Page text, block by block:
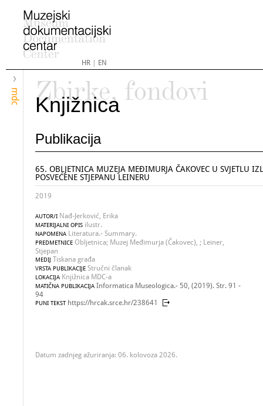
HR| EN
mdc
Zbirke, fondovi
Knjižnica
Publikacija
65. OBLJETNICA MUZEJA MEĐIMURJA ČAKOVEC U SVJETLU
POSVEĆENE STJEPANU LEINERU
2019
AUTOR/I Nađ-Jerković, Erika
MATERIJALNI OPIS ilustr.
NAPOMENA Literatura.- Summary.
PREDMETNICE Obljetnica; Muzej Međimurja (Čakovec), ; Leiner,
Stjepan
MEDIJ Tiskana građa
VRSTA PUBLIKACIJE Stručni članak
LOKACIJA Knjižnica MDC-a
MATIČNA PUBLIKACIJA Informatica Museologica.- 50, (2019). Str. 91 -
94
PUNI TEKST https://hrcak.srce.hr/238641
Datum zadnjeg ažuriranja: 06. kolovoza 2026.